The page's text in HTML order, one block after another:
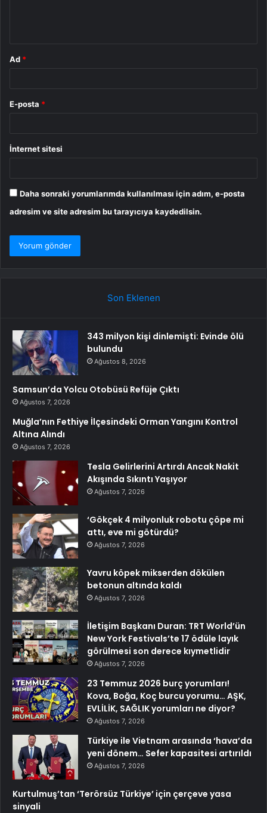
Ad *
E-posta *
İnternet sitesi
Daha sonraki yorumlarımda kullanılması için adım, e-posta
adresim ve site adresim bu tarayıcıya kaydedilsin.
Son Eklenen
343 milyon kişi dinlemişti: Evinde ölü
bulundu
Ağustos 8, 2026
Samsun’da Yolcu Otobüsü Refüje Çıktı
Ağustos 7, 2026
Muğla’nın Fethiye İlçesindeki Orman Yangını Kontrol
Altına Alındı
Ağustos 7, 2026
Tesla Gelirlerini Artırdı Ancak Nakit
Akışında Sıkıntı Yaşıyor
Ağustos 7, 2026
‘Gökçek 4 milyonluk robotu çöpe mi
attı, eve mi götürdü?
Ağustos 7, 2026
Yavru köpek mikserden dökülen
betonun altında kaldı
Ağustos 7, 2026
İletişim Başkanı Duran: TRT World’ün
New York Festivals’te 17 ödüle layık
görülmesi son derece kıymetlidir
Ağustos 7, 2026
23 Temmuz 2026 burç yorumları!
Kova, Boğa, Koç burcu yorumu… AŞK,
EVLİLİK, SAĞLIK yorumları ne diyor?
Ağustos 7, 2026
Türkiye ile Vietnam arasında ‘hava’da
yeni dönem… Sefer kapasitesi artırıldı
Ağustos 7, 2026
Kurtulmuş’tan ‘Terörsüz Türkiye’ için çerçeve yasa
sinyali